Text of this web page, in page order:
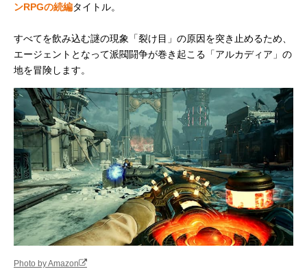
ンRPGの続編タイトル。
すべてを飲み込む謎の現象「裂け目」の原因を突き止めるため、
エージェントとなって派閥闘争が巻き起こる「アルカディア」の
地を冒険します。
Photo by Amazon